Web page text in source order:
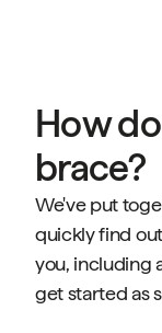
How
brace?
We've put
quickly find
you, including
get started as